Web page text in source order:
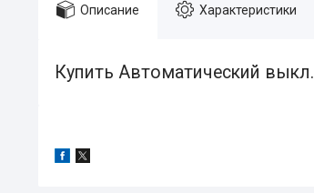
Описание Характеристики
Купить Автоматический